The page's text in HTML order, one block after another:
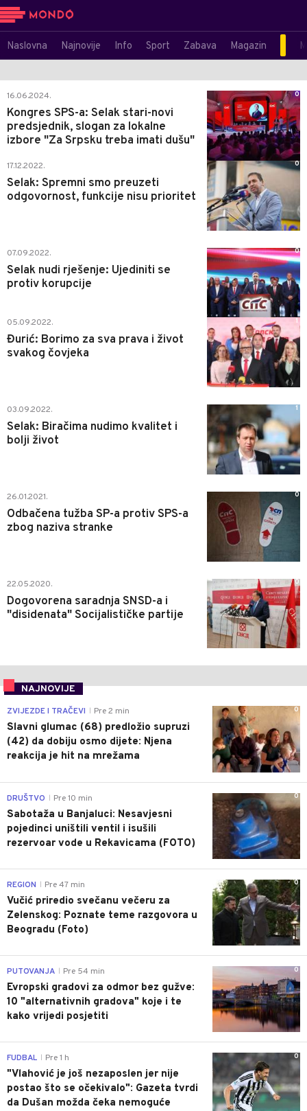
Naslovna Najnovije Info Sport Zabava Magazin
16.06.2024.
Kongres SPS-a: Selak stari-novi
predsjednik, slogan za lokalne
izbore "Za Srpsku treba imati dušu"
0
17.12.2022.
Selak: Spremni smo preuzeti
odgovornost, funkcije nisu prioritet
0
07.09.2022.
Selak nudi rješenje: Ujediniti se
protiv korupcije
0
05.09.2022.
Đurić: Borimo za sva prava i život
svakog čovjeka
1
03.09.2022.
Selak: Biračima nudimo kvalitet i
bolji život
1
26.01.2021.
Odbačena tužba SP-a protiv SPS-a
zbog naziva stranke
0
22.05.2020.
Dogovorena saradnja SNSD-a i
"disidenata" Socijalističke partije
0
NAJNOVIJE
0
ZVIJEZDE I TRAČEVI Pre 2 min
Slavni glumac (68) predložio supruzi
(42) da dobiju osmo dijete: Njena
reakcija je hit na mrežama
0
DRUŠTVO Pre 10 min
Sabotaža u Banjaluci: Nesavjesni
pojedinci uništili ventil i isušili
rezervoar vode u Rekavicama (FOTO)
0
REGION Pre 47 min
Vučić priredio svečanu večeru za
Zelenskog: Poznate teme razgovora u
Beogradu (Foto)
0
PUTOVANJA Pre 54 min
Evropski gradovi za odmor bez gužve:
10 "alternativnih gradova" koje i te
kako vrijedi posjetiti
0
FUDBAL Pre 1 h
"Vlahović je još nezaposlen jer nije
postao što se očekivalo": Gazeta tvrdi
da Dušan možda čeka nemoguće